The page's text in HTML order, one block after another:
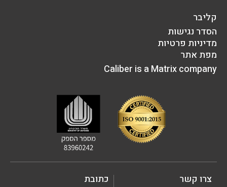
כתובת צרו קשר
קליבר
הסדר נגישות
מדיניות פרטיות
מפת אתר
Caliber is a Matrix company